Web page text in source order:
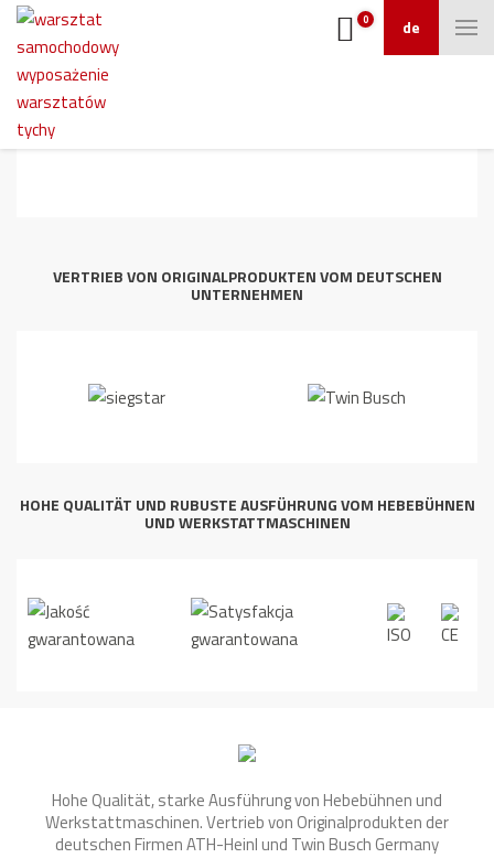
de
0
2
VERTRIEB VON ORIGINALPRODUKTEN VOM DEUTSCHEN
UNTERNEHMEN
HOHE QUALITÄT UND RUBUSTE AUSFÜHRUNG VOM HEBEBÜHNEN
UND WERKSTATTMASCHINEN
Hohe Qualität, starke Ausführung von Hebebühnen und
Werkstattmaschinen. Vertrieb von Originalprodukten der
deutschen Firmen ATH-Heinl und Twin Busch Germany